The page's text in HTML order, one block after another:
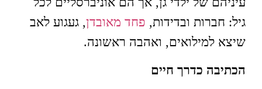
גיל: חברות ובדידות, פחד מאובדן, געגוע לאב
שיצא למילואים, ואהבה ראשונה.
הכתיבה כדרך חיים